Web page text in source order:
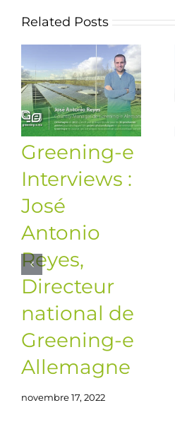
Related Posts
Greening-e
Interviews :
José
Antonio
Reyes,
Directeur
national de
Greening-e
Allemagne
novembre 17, 2022